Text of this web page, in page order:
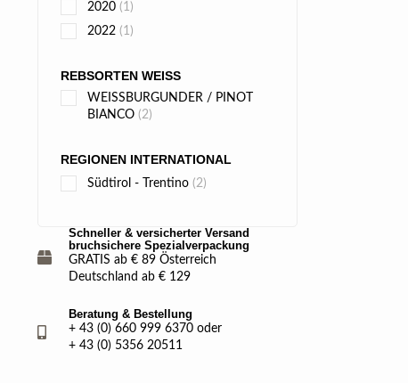
2020 (1)
2022 (1)
REBSORTEN WEISS
WEISSBURGUNDER / PINOT
BIANCO (2)
REGIONEN INTERNATIONAL
Südtirol - Trentino (2)
Schneller & versicherter Versand
bruchsichere Spezialverpackung
GRATIS ab € 89 Österreich
Deutschland ab € 129
Beratung & Bestellung
+ 43 (0) 660 999 6370 oder
+ 43 (0) 5356 20511